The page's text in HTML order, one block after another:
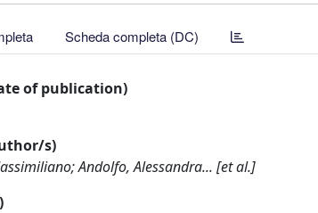
Scheda completa (DC)
of publication)
s)
Andolfo, Alessandra... [et al.]